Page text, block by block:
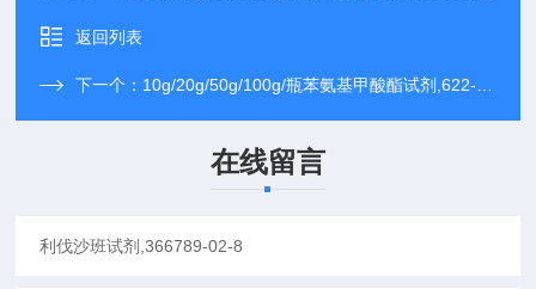
返回列表
下一个： 10g/20g/50g/100g/瓶苯氨基甲酸酯试剂,622-46-8
在线留言